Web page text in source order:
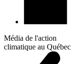
Média de l'action
climatique au Québec